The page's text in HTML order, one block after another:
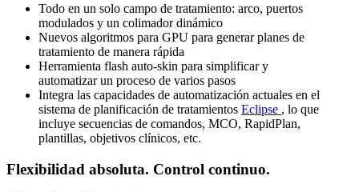
Todo en un solo campo de tratamiento: arco, puertos
modulados y un colimador dinámico
Nuevos algoritmos para GPU para generar planes de
tratamiento de manera rápida
Herramienta flash auto-skin para simplificar y
automatizar un proceso de varios pasos
Integra las capacidades de automatización actuales en el
sistema de planificación de tratamientos Eclipse , lo que
incluye secuencias de comandos, MCO, RapidPlan,
plantillas, objetivos clínicos, etc.
Flexibilidad absoluta. Control continuo.